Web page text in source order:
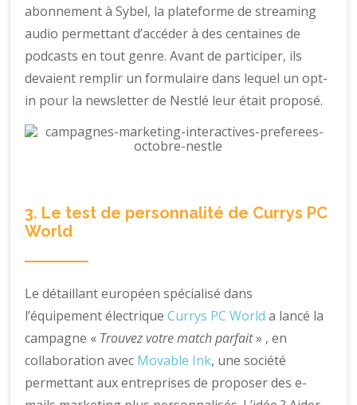
abonnement à Sybel, la plateforme de streaming
audio permettant d’accéder à des centaines de
podcasts en tout genre. Avant de participer, ils
devaient remplir un formulaire dans lequel un opt-
in pour la newsletter de Nestlé leur était proposé.
3. Le test de personnalité de Currys PC
World
Le détaillant européen spécialisé dans
l’équipement électriqueCurrys PC World a lancé la
campagne « Trouvez votre match parfait» , en
collaboration avec Movable Ink, une société
permettant aux entreprises de proposer des e-